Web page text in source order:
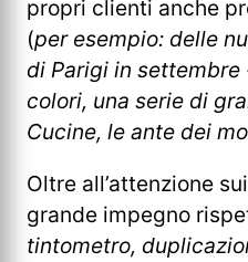
propri clienti anche
(per esempio: delle
di Parigi in
colori, una serie di
Cucine, le ante dei
Oltre all’attenzione
grande impegno
tintometro,